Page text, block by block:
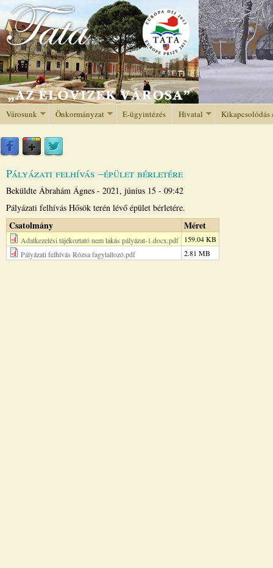
Jump to navigation
Városunk Önkormányzat E-ügyintézés Hivatal Kikapcsolódás
Pályázati felhívás –épület bérletére
Beküldte Ábrahám Ágnes - 2021, június 15 - 09:42
Pályázati felhívás Hősök terén lévő épület bérletére.
Csatolmány Méret
Adatkezelési tájékoztató nem lakás pályázat-1.docx.pdf
159.04 KB
Pályázati felhívás Rózsa fagylaltozó.pdf
2.81 MB